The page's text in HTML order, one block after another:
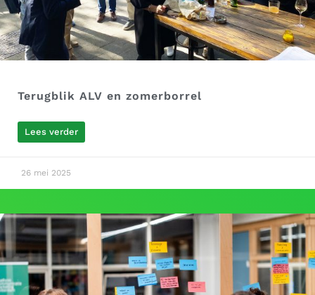
Terugblik ALV en zomerborrel
Lees verder
26 mei 2025